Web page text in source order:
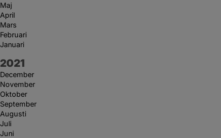
Maj
April
Mars
Februari
Januari
År:
2021
December
November
Oktober
September
Augusti
Juli
Juni